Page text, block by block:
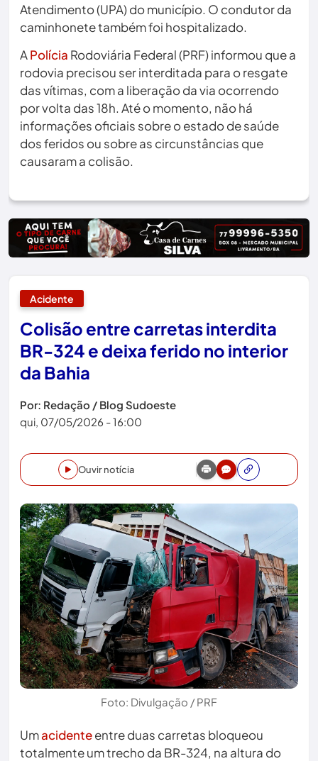
Atendimento (UPA) do município. O condutor da
caminhonete também foi hospitalizado.
APolícia Rodoviária Federal (PRF) informou que a
rodovia precisou ser interditada para o resgate
das vítimas, com a liberação da via ocorrendo
por volta das 18h. Até o momento, não há
informações oficiais sobre o estado de saúde
dos feridos ou sobre as circunstâncias que
causaram a colisão.
Acidente
Colisão entre carretas interdita
BR-324 e deixa ferido no interior
da Bahia
Por: Redação / Blog Sudoeste
qui, 07/05/2026 - 16:00
Ouvir notícia
Foto: Divulgação / PRF
Umacidenteentre duas carretas bloqueou
totalmente um trecho da BR-324, na altura do